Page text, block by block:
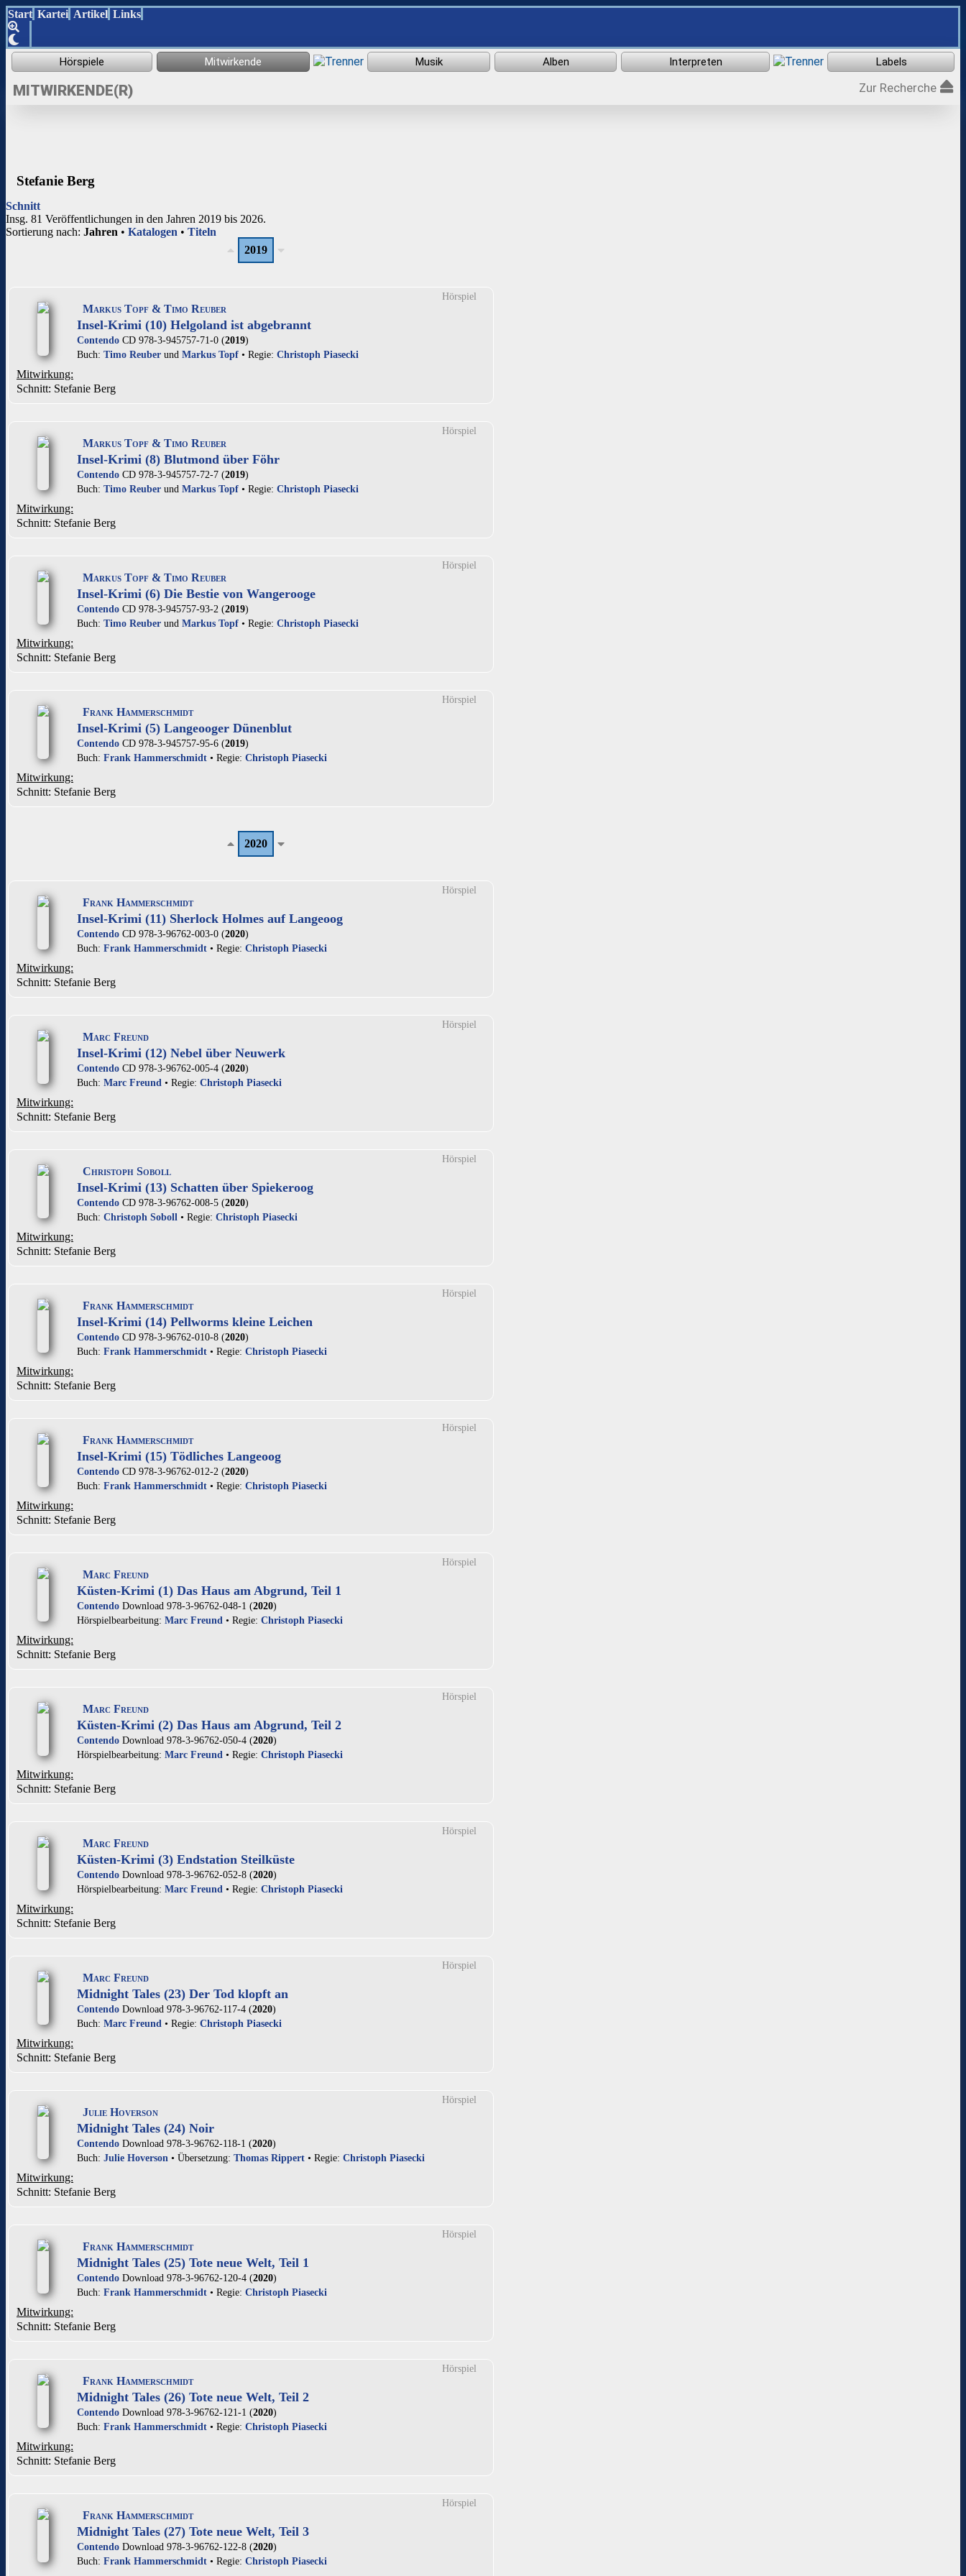
Start Kartei Artikel Links
MITWIRKENDE(R) Zur Recherche
Stefanie Berg
Schnitt
Insg. 81 Veröffentlichungen in den Jahren 2019 bis 2026.
Sortierung nach: Jahren • Katalogen • Titeln
2019
Hörspiel
Markus Topf & Timo Reuber
Insel-Krimi (10) Helgoland ist abgebrannt
Contendo CD 978-3-945757-71-0 (2019)
Buch: Timo Reuber und Markus Topf • Regie: Christoph Piasecki
Mitwirkung:
Schnitt: Stefanie Berg
Hörspiel
Markus Topf & Timo Reuber
Insel-Krimi (8) Blutmond über Föhr
Contendo CD 978-3-945757-72-7 (2019)
Buch: Timo Reuber und Markus Topf • Regie: Christoph Piasecki
Mitwirkung:
Schnitt: Stefanie Berg
Hörspiel
Markus Topf & Timo Reuber
Insel-Krimi (6) Die Bestie von Wangerooge
Contendo CD 978-3-945757-93-2 (2019)
Buch: Timo Reuber und Markus Topf • Regie: Christoph Piasecki
Mitwirkung:
Schnitt: Stefanie Berg
Hörspiel
Frank Hammerschmidt
Insel-Krimi (5) Langeooger Dünenblut
Contendo CD 978-3-945757-95-6 (2019)
Buch: Frank Hammerschmidt • Regie: Christoph Piasecki
Mitwirkung:
Schnitt: Stefanie Berg
2020
Hörspiel
Frank Hammerschmidt
Insel-Krimi (11) Sherlock Holmes auf Langeoog
Contendo CD 978-3-96762-003-0 (2020)
Buch: Frank Hammerschmidt • Regie: Christoph Piasecki
Mitwirkung:
Schnitt: Stefanie Berg
Hörspiel
Marc Freund
Insel-Krimi (12) Nebel über Neuwerk
Contendo CD 978-3-96762-005-4 (2020)
Buch: Marc Freund • Regie: Christoph Piasecki
Mitwirkung:
Schnitt: Stefanie Berg
Hörspiel
Christoph Soboll
Insel-Krimi (13) Schatten über Spiekeroog
Contendo CD 978-3-96762-008-5 (2020)
Buch: Christoph Soboll • Regie: Christoph Piasecki
Mitwirkung:
Schnitt: Stefanie Berg
Hörspiel
Frank Hammerschmidt
Insel-Krimi (14) Pellworms kleine Leichen
Contendo CD 978-3-96762-010-8 (2020)
Buch: Frank Hammerschmidt • Regie: Christoph Piasecki
Mitwirkung:
Schnitt: Stefanie Berg
Hörspiel
Frank Hammerschmidt
Insel-Krimi (15) Tödliches Langeoog
Contendo CD 978-3-96762-012-2 (2020)
Buch: Frank Hammerschmidt • Regie: Christoph Piasecki
Mitwirkung:
Schnitt: Stefanie Berg
Hörspiel
Marc Freund
Küsten-Krimi (1) Das Haus am Abgrund, Teil 1
Contendo Download 978-3-96762-048-1 (2020)
Hörspielbearbeitung: Marc Freund • Regie: Christoph Piasecki
Mitwirkung:
Schnitt: Stefanie Berg
Hörspiel
Marc Freund
Küsten-Krimi (2) Das Haus am Abgrund, Teil 2
Contendo Download 978-3-96762-050-4 (2020)
Hörspielbearbeitung: Marc Freund • Regie: Christoph Piasecki
Mitwirkung:
Schnitt: Stefanie Berg
Hörspiel
Marc Freund
Küsten-Krimi (3) Endstation Steilküste
Contendo Download 978-3-96762-052-8 (2020)
Hörspielbearbeitung: Marc Freund • Regie: Christoph Piasecki
Mitwirkung:
Schnitt: Stefanie Berg
Hörspiel
Marc Freund
Midnight Tales (23) Der Tod klopft an
Contendo Download 978-3-96762-117-4 (2020)
Buch: Marc Freund • Regie: Christoph Piasecki
Mitwirkung:
Schnitt: Stefanie Berg
Hörspiel
Julie Hoverson
Midnight Tales (24) Noir
Contendo Download 978-3-96762-118-1 (2020)
Buch: Julie Hoverson • Übersetzung: Thomas Rippert • Regie: Christoph Piasecki
Mitwirkung:
Schnitt: Stefanie Berg
Hörspiel
Frank Hammerschmidt
Midnight Tales (25) Tote neue Welt, Teil 1
Contendo Download 978-3-96762-120-4 (2020)
Buch: Frank Hammerschmidt • Regie: Christoph Piasecki
Mitwirkung:
Schnitt: Stefanie Berg
Hörspiel
Frank Hammerschmidt
Midnight Tales (26) Tote neue Welt, Teil 2
Contendo Download 978-3-96762-121-1 (2020)
Buch: Frank Hammerschmidt • Regie: Christoph Piasecki
Mitwirkung:
Schnitt: Stefanie Berg
Hörspiel
Frank Hammerschmidt
Midnight Tales (27) Tote neue Welt, Teil 3
Contendo Download 978-3-96762-122-8 (2020)
Buch: Frank Hammerschmidt • Regie: Christoph Piasecki